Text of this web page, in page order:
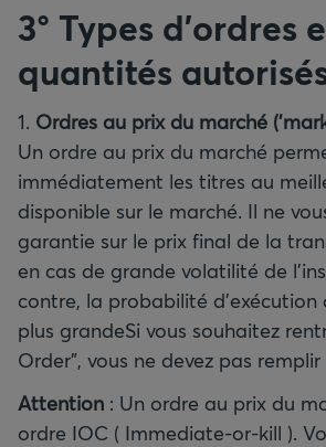
3° Types d'ordres
quantités
1. Ordres au prix du marché
Un ordre au prix du marché
immédiatement les titres au
disponible sur le marché. Il ne
garantie sur le prix final de la
en cas de grande volatilité de
contre, la probabilité d’exécution
plus grandeSi vous souhaitez
Order", vous ne devez pas
Attention : Un ordre au prix du
ordre IOC ( Immediate-or-kill ).